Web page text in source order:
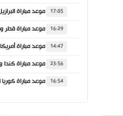
17:05
16:29
14:47
23:56
16:54